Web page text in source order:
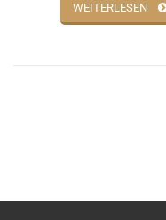
WEITERLESEN